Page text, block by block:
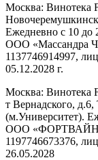
Москва: Винотека
Ежедневно с 10 до
ООО «Массандра
1137746914997,
05.12.2028 г.
Москва: Винотека
т Вернадского,
(м.Университет).
ООО
1197746673376,
26.05.2028